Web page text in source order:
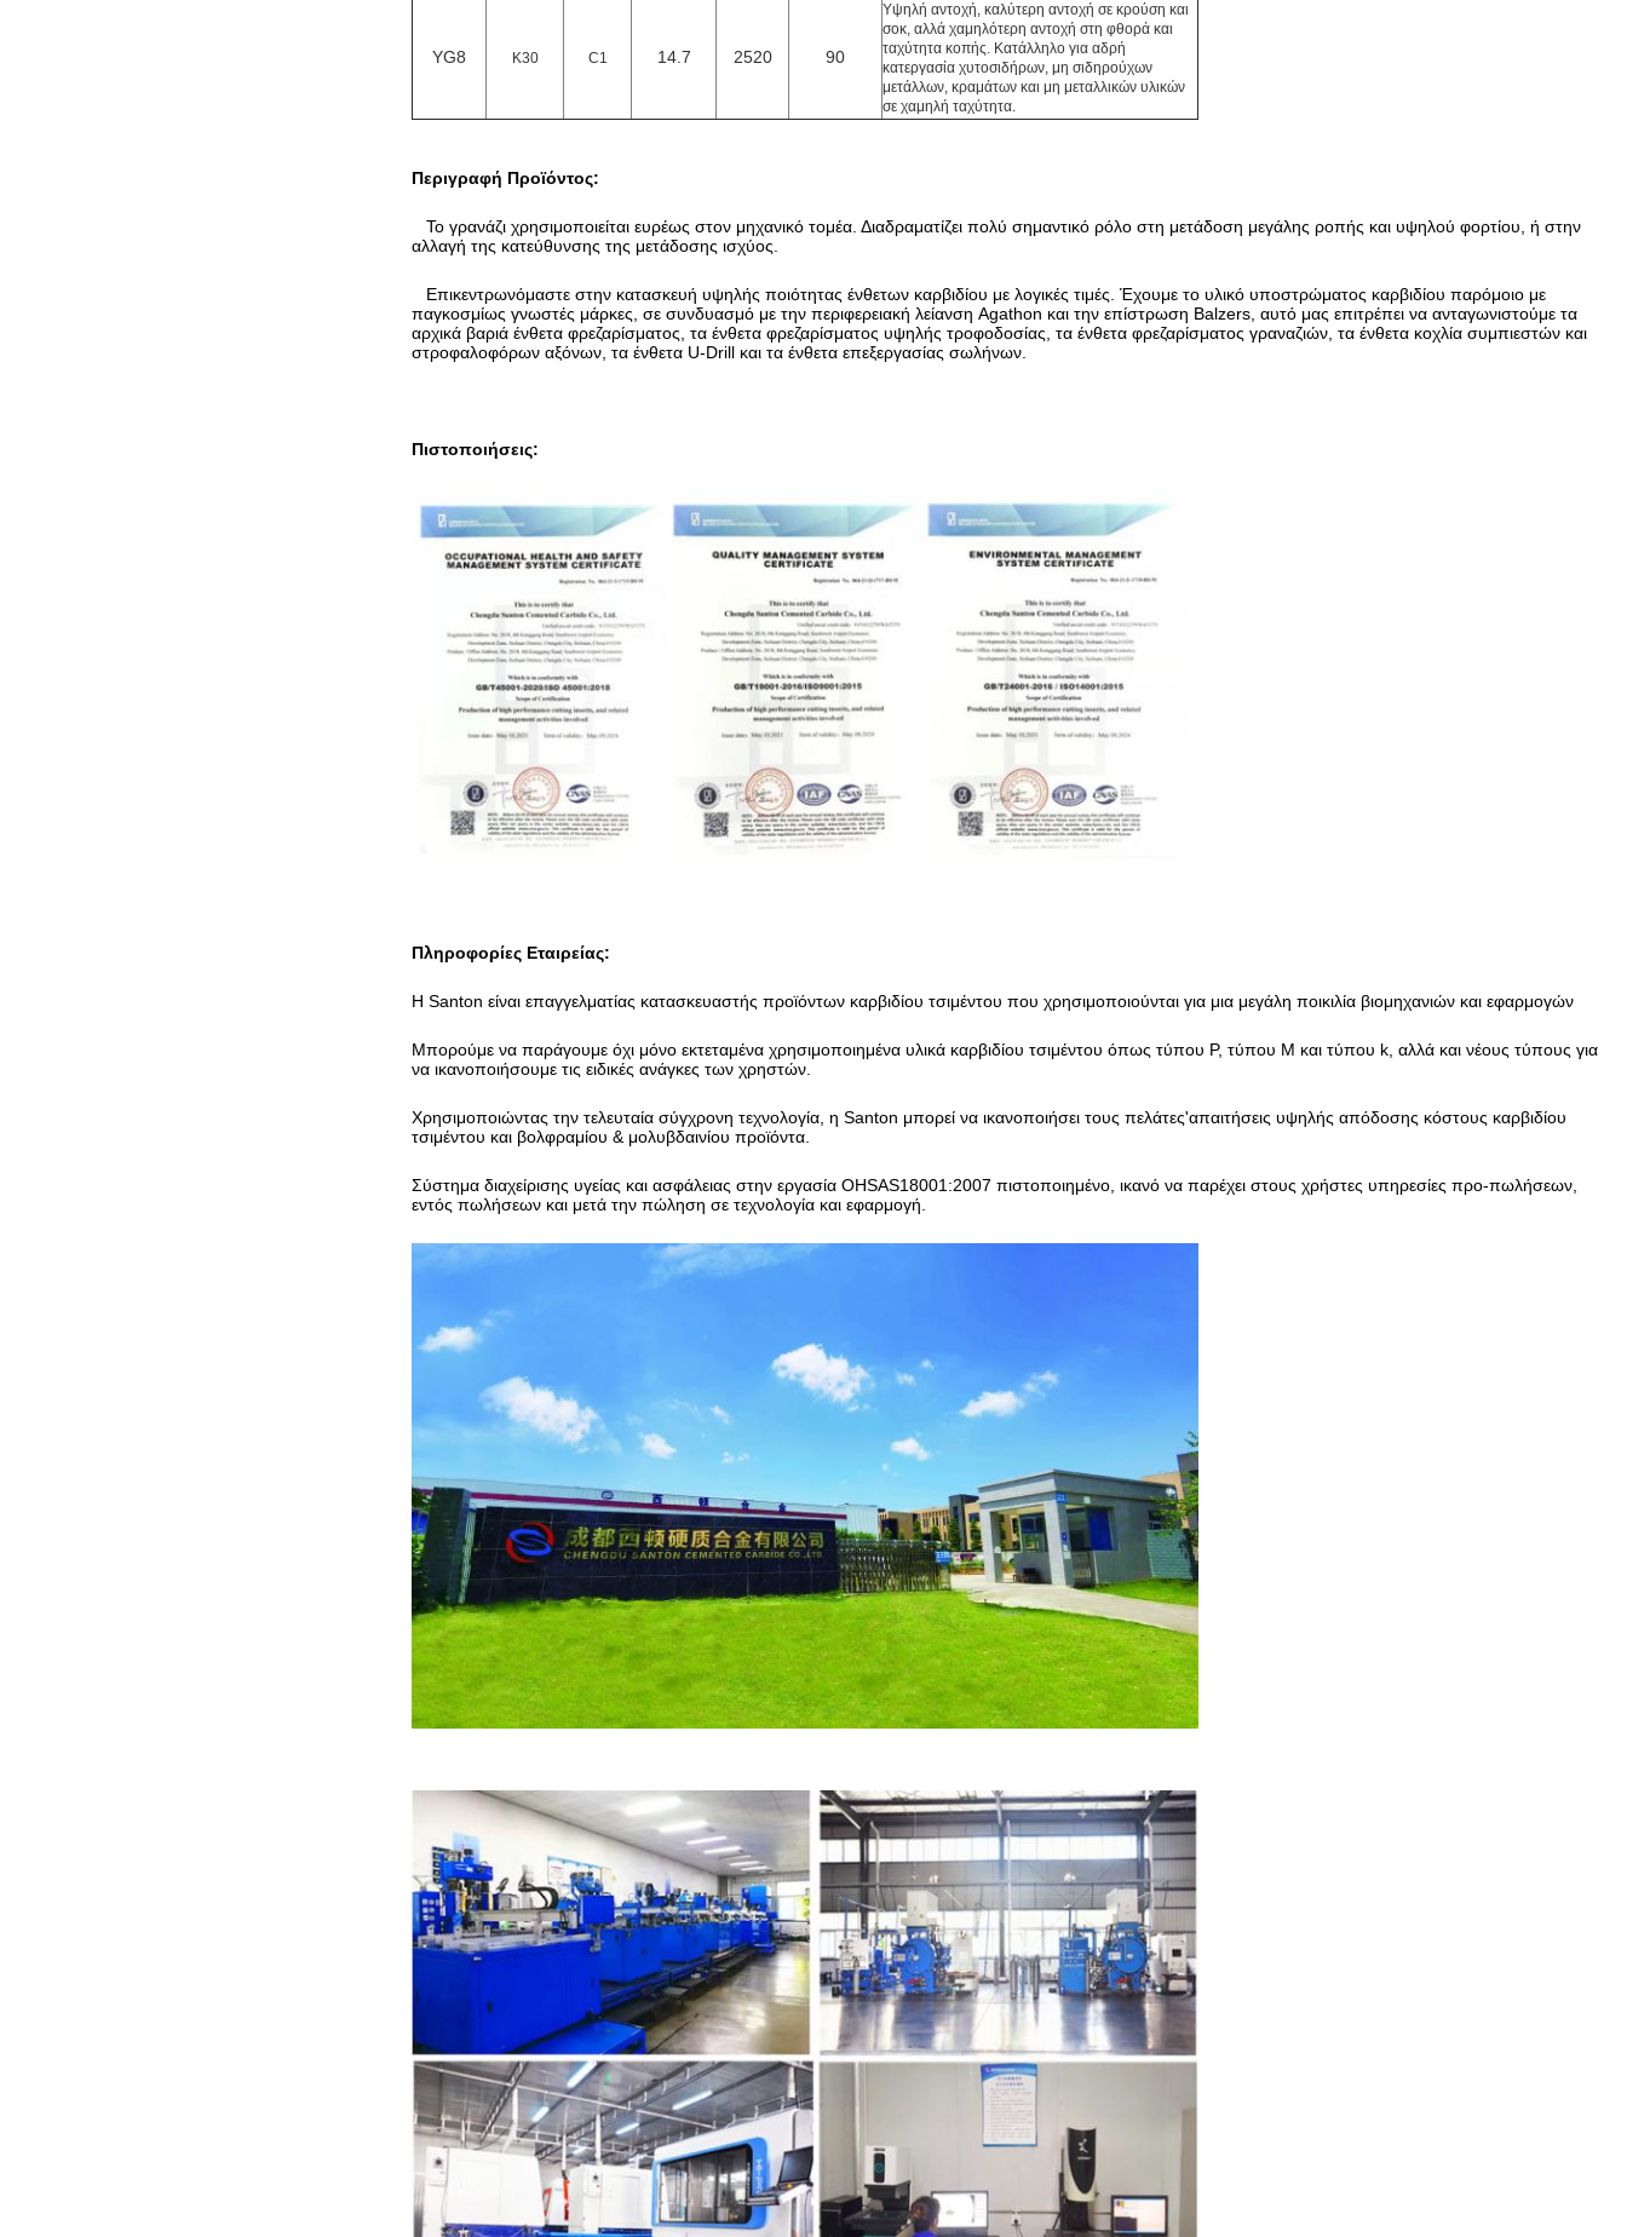
YG8 K30 C1 14.7 2520 90
Υψηλή αντοχή, καλύτερη αντοχή σε κρούση και
σοκ, αλλά χαμηλότερη αντοχή στη φθορά και
ταχύτητα κοπής. Κατάλληλο για αδρή
κατεργασία χυτοσιδήρων, μη σιδηρούχων
μετάλλων, κραμάτων και μη μεταλλικών υλικών
σε χαμηλή ταχύτητα.
Περιγραφή Προϊόντος:
Το γρανάζι χρησιμοποιείται ευρέως στον μηχανικό τομέα. Διαδραματίζει πολύ σημαντικό ρόλο στη μετάδοση μεγάλης ροπής και υψηλού φορτίου, ή στην
αλλαγή της κατεύθυνσης της μετάδοσης ισχύος.
Επικεντρωνόμαστε στην κατασκευή υψηλής ποιότητας ένθετων καρβιδίου με λογικές τιμές. Έχουμε το υλικό υποστρώματος καρβιδίου παρόμοιο με
παγκοσμίως γνωστές μάρκες, σε συνδυασμό με την περιφερειακή λείανση Agathon και την επίστρωση Balzers, αυτό μας επιτρέπει να ανταγωνιστούμε τα
αρχικά βαριά ένθετα φρεζαρίσματος, τα ένθετα φρεζαρίσματος υψηλής τροφοδοσίας, τα ένθετα φρεζαρίσματος γραναζιών, τα ένθετα κοχλία συμπιεστών και
στροφαλοφόρων αξόνων, τα ένθετα U-Drill και τα ένθετα επεξεργασίας σωλήνων.
Πιστοποιήσεις:
Πληροφορίες Εταιρείας:
Η Santon είναι επαγγελματίας κατασκευαστής προϊόντων καρβιδίου τσιμέντου που χρησιμοποιούνται για μια μεγάλη ποικιλία βιομηχανιών και εφαρμογών
Μπορούμε να παράγουμε όχι μόνο εκτεταμένα χρησιμοποιημένα υλικά καρβιδίου τσιμέντου όπως τύπου P, τύπου M και τύπου k, αλλά και νέους τύπους για
να ικανοποιήσουμε τις ειδικές ανάγκες των χρηστών.
Χρησιμοποιώντας την τελευταία σύγχρονη τεχνολογία, η Santon μπορεί να ικανοποιήσει τους πελάτες'απαιτήσεις υψηλής απόδοσης κόστους καρβιδίου
τσιμέντου και βολφραμίου & μολυβδαινίου προϊόντα.
Σύστημα διαχείρισης υγείας και ασφάλειας στην εργασία OHSAS18001:2007 πιστοποιημένο, ικανό να παρέχει στους χρήστες υπηρεσίες προ-πωλήσεων,
εντός πωλήσεων και μετά την πώληση σε τεχνολογία και εφαρμογή.